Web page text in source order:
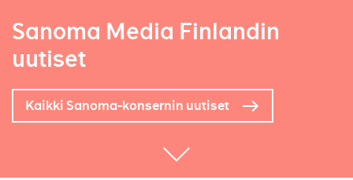
Sanoma Media Finlandin
uutiset
Kaikki Sanoma-konsernin uutiset